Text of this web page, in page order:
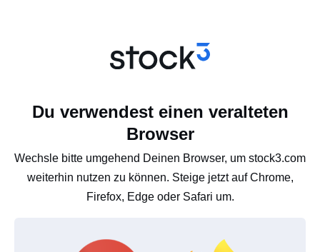
Du verwendest einen veralteten
Browser
Wechsle bitte umgehend Deinen Browser, um stock3.com
weiterhin nutzen zu können. Steige jetzt auf Chrome,
Firefox, Edge oder Safari um.